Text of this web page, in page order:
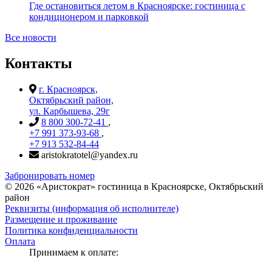
Где остановиться летом в Красноярске: гостиница с
кондиционером и парковкой
Все новости
Контакты
г. Красноярск,
Октябрьский район,
ул. Карбышева, 29г
8 800 300-72-41 ,
+7 991 373-93-68 ,
+7 913 532-84-44
aristokratotel@yandex.ru
Забронировать номер
© 2026 «Аристократ» гостиница в Красноярске, Октябрьский
район
Реквизиты (информация об исполнителе)
Размещение и проживание
Политика конфиденциальности
Оплата
Принимаем к оплате: